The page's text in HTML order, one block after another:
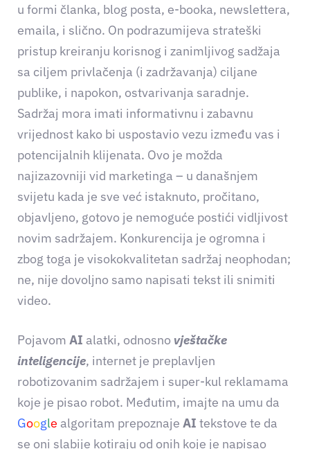
u formi članka, blog posta, e-booka, newslettera,
emaila, i slično. On podrazumijeva strateški
pristup kreiranju korisnog i zanimljivog sadžaja
sa ciljem privlačenja (i zadržavanja) ciljane
publike, i napokon, ostvarivanja saradnje.
Sadržaj mora imati informativnu i zabavnu
vrijednost kako bi uspostavio vezu između vas i
potencijalnih klijenata. Ovo je možda
najizazovniji vid marketinga – u današnjem
svijetu kada je sve već istaknuto, pročitano,
objavljeno, gotovo je nemoguće postići vidljivost
novim sadržajem. Konkurencija je ogromna i
zbog toga je visokokvalitetan sadržaj neophodan;
ne, nije dovoljno samo napisati tekst ili snimiti
video.
Pojavom AI alatki, odnosno vještačke
inteligencije, internet je preplavljen
robotizovanim sadržajem i super-kul reklamama
koje je pisao robot. Međutim, imajte na umu da
Google algoritam prepoznaje AI tekstove te da
se oni slabije kotiraju od onih koje je napisao